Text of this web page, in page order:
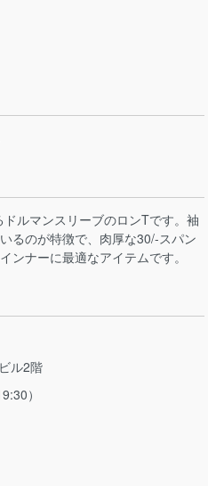
ルマンスリーブのロンTです。袖
るのが特徴で、肉厚な30/-スパン
ンナーに最適なアイテムです。
ル2階
）